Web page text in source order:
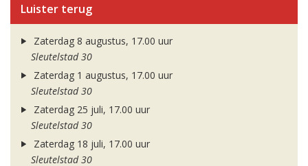
Luister terug
Zaterdag 8 augustus, 17.00 uur
Sleutelstad 30
Zaterdag 1 augustus, 17.00 uur
Sleutelstad 30
Zaterdag 25 juli, 17.00 uur
Sleutelstad 30
Zaterdag 18 juli, 17.00 uur
Sleutelstad 30